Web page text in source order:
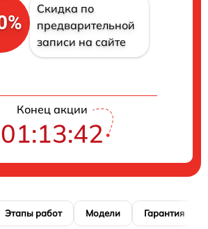
Скидка по
предварительной
записи на сайте
Конец акции
01:13:41
Этапы работ Модели Гарантия